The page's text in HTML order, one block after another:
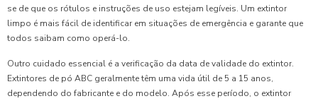
se de que os rótulos e instruções de uso estejam legíveis. Um extintor
limpo é mais fácil de identificar em situações de emergência e garante que
todos saibam como operá-lo.
Outro cuidado essencial é a verificação da data de validade do extintor.
Extintores de pó ABC geralmente têm uma vida útil de 5 a 15 anos,
dependendo do fabricante e do modelo. Após esse período, o extintor